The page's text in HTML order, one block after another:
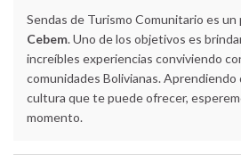
Sendas de Turismo Comunitario es
Cebem. Uno de los objetivos es
increíbles experiencias conviviendo
comunidades Bolivianas. Aprendiendo
cultura que te puede ofrecer,
momento.